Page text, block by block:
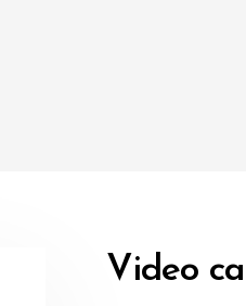
Video